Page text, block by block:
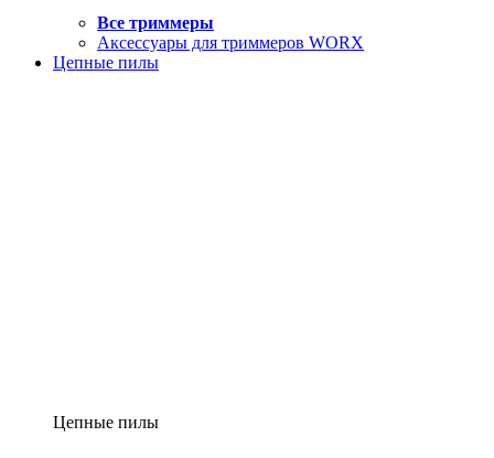
Все триммеры
Аксессуары для триммеров WORX
Цепные пилы
Цепные пилы